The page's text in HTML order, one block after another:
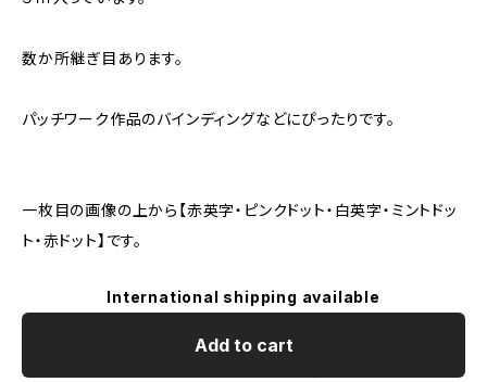
数か所継ぎ目あります。
パッチワーク作品のバインディングなどにぴったりです。
一枚目の画像の上から【赤英字・ピンクドット・白英字・ミントドッ
ト・赤ドット】です。
International shipping available
Add to cart